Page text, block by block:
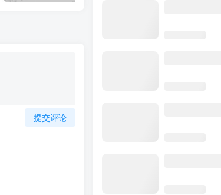
提交评论